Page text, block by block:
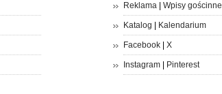
Reklama| Wpisy gościnne
Katalog Kalendarium
Facebook| X
Instagram| Pinterest